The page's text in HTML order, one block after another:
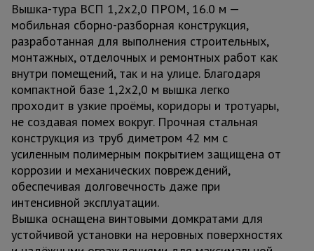
Вышка-тура ВСП 1,2x2,0 ПРОМ, 16.0 м —
мобильная сборно-разборная конструкция,
разработанная для выполнения строительных,
монтажных, отделочных и ремонтных работ как
внутри помещений, так и на улице. Благодаря
компактной базе 1,2x2,0 м вышка легко
проходит в узкие проёмы, коридоры и тротуары,
не создавая помех вокруг. Прочная стальная
конструкция из труб диметром 42 мм с
усиленным полимерным покрытием защищена от
коррозии и механических повреждений,
обеспечивая долговечность даже при
интенсивной эксплуатации.
Вышка оснащена винтовыми домкратами для
устойчивой установки на неровных поверхностях